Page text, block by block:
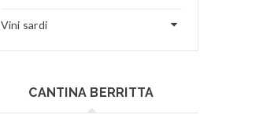
Vini sardi
CANTINA BERRITTA